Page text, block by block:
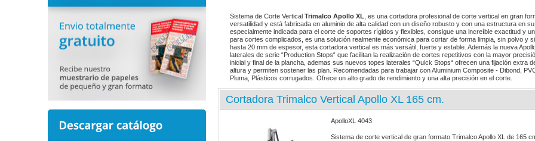
Sistema de Corte VerticalTrimalco Apollo XL , es una cortadora profesional de corte vertical en gran
versatilidad y está fabricada en aluminio de alta calidad con un diseño robusto y con una estructura en
especialmente indicada para el corte de soportes rígidos y flexibles, consigue una increíble exactitud y
para cortes complicados, es una solución realmente económica para cortar de forma limpia, sin polvo y
hasta 20 mm de espesor, esta cortadora vertical es más versátil, fuerte y estable. Además la nueva
laterales de serie “Production Stops“ que facilitan la realización de cortes repetitivos con la mayor
inicial y final de la plancha, ademas sus nuevos topes laterales “Quick Stops“ ofrecen una fijación extra
altura y permiten sostener las plan. Recomendadas para trabajar con Aluminium Composite - Dibond,
Pluma, Plásticos corrugados. Ofrece un alto grado de rendimiento y una alta precisión en el corte.
Cortadora Trimalco Vertical Apollo XL 165 cm.
ApolloXL 4043
Sistema de corte vertical de gran formato Trimalco Apollo XL de 165